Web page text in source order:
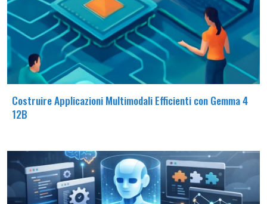
Costruire Applicazioni Multimodali Efficienti con Gemma 4
12B